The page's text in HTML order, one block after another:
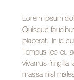
Lorem ipsum
Quisque
placerat. In id
Tempus leo eu
vivamus
massa nisl